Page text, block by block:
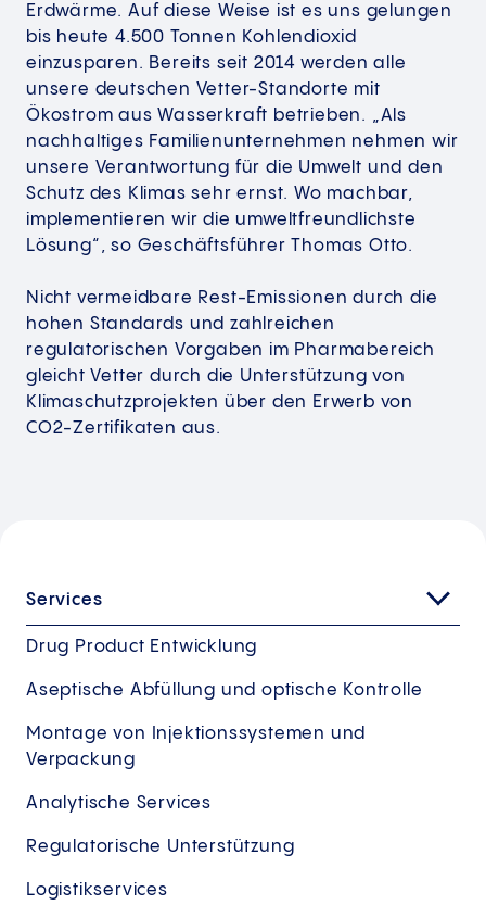
Erdwärme. Auf diese Weise ist es uns gelungen
bis heute 4.500 Tonnen Kohlendioxid
einzusparen. Bereits seit 2014 werden alle
unsere deutschen Vetter-Standorte mit
Ökostrom aus Wasserkraft betrieben. „Als
nachhaltiges Familienunternehmen nehmen wir
unsere Verantwortung für die Umwelt und den
Schutz des Klimas sehr ernst. Wo machbar,
implementieren wir die umweltfreundlichste
Lösung“, so Geschäftsführer Thomas Otto.
Nicht vermeidbare Rest-Emissionen durch die
hohen Standards und zahlreichen
regulatorischen Vorgaben im Pharmabereich
gleicht Vetter durch die Unterstützung von
Klimaschutzprojekten über den Erwerb von
CO2-Zertifikaten aus.
Services
Drug Product Entwicklung
Aseptische Abfüllung und optische Kontrolle
Montage von Injektionssystemen und
Verpackung
Analytische Services
Regulatorische Unterstützung
Logistikservices